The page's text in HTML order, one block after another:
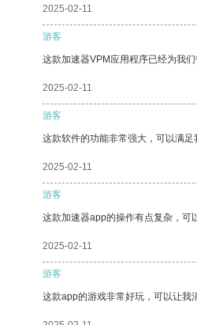
2025-02-11
游客
这款加速器VPM应用程序已经为我
2025-02-11
游客
这款软件的功能非常强大，可以满足
2025-02-11
游客
这款加速器app的操作有点复杂，可
2025-02-11
游客
这款app的游戏非常好玩，可以让我